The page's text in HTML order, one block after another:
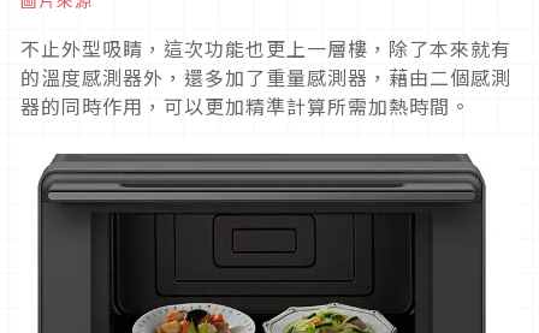
不止外型吸睛，這次功能也更上一層樓，除了本來就有
的溫度感測器外，還多加了重量感測器，藉由二個感測
器的同時作用，可以更加精準計算所需加熱時間。